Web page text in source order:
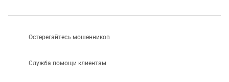
Остерегайтесь мошенников
Служба помощи клиентам